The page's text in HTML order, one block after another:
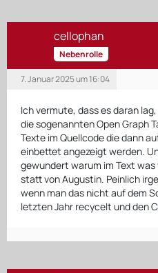
cellophan
Nebenrolle
7. Januar 2025 um 16:04
Ich vermute, dass es daran
die sogenannten Open Graph
Texte im Quellcode die dann
einbettet angezeigt werden.
gewundert warum im Text was
statt von Augustin. Peinlich
wenn man das nicht auf dem
letzten Jahr recycelt und den